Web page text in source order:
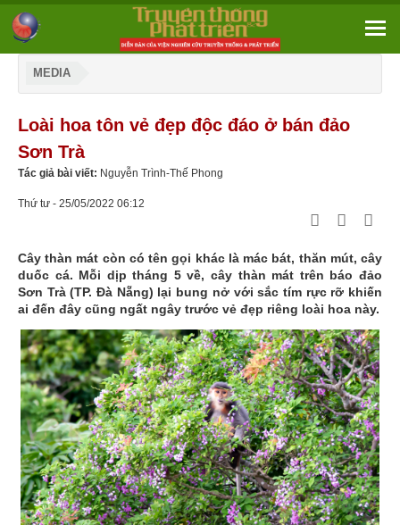
MEDIA
Loài hoa tôn vẻ đẹp độc đáo ở bán đảo
Sơn Trà
Tác giả bài viết: Nguyễn Trình-Thế Phong
Thứ tư - 25/05/2022 06:12
Cây thàn mát còn có tên gọi khác là mác bát, thăn mút, cây
duốc cá. Mỗi dịp tháng 5 về, cây thàn mát trên báo đảo
Sơn Trà (TP. Đà Nẵng) lại bung nở với sắc tím rực rỡ khiến
ai đến đây cũng ngất ngây trước vẻ đẹp riêng loài hoa này.